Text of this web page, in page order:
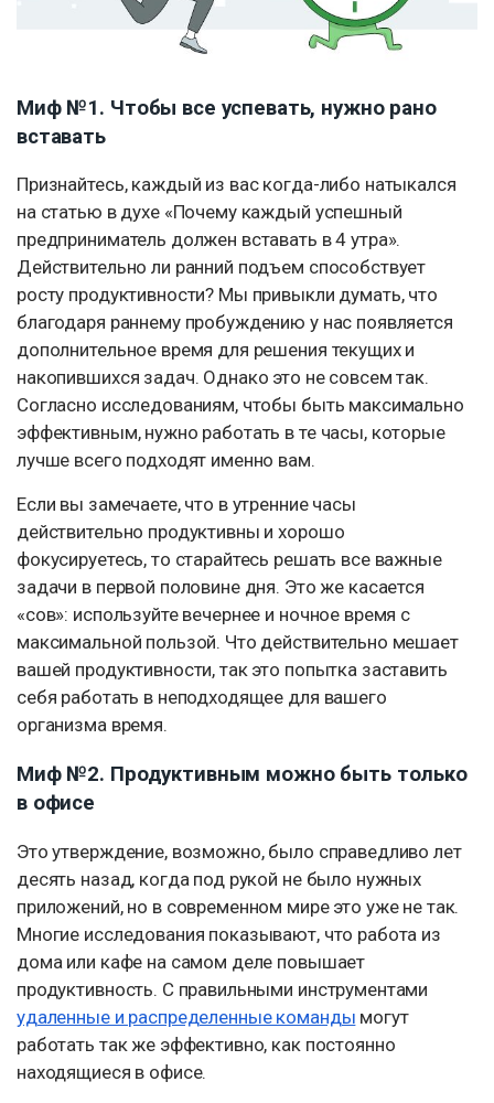
Миф №1. Чтобы все успевать, нужно рано
вставать
Признайтесь, каждый из вас когда-либо натыкался
на статью в духе «Почему каждый успешный
предприниматель должен вставать в 4 утра».
Действительно ли ранний подъем способствует
росту продуктивности? Мы привыкли думать, что
благодаря раннему пробуждению у нас появляется
дополнительное время для решения текущих и
накопившихся задач. Однако это не совсем так.
Согласно исследованиям, чтобы быть максимально
эффективным, нужно работать в те часы, которые
лучше всего подходят именно вам.
Если вы замечаете, что в утренние часы
действительно продуктивны и хорошо
фокусируетесь, то старайтесь решать все важные
задачи в первой половине дня. Это же касается
«сов»: используйте вечернее и ночное время с
максимальной пользой. Что действительно мешает
вашей продуктивности, так это попытка заставить
себя работать в неподходящее для вашего
организма время.
Миф №2. Продуктивным можно быть только
в офисе
Это утверждение, возможно, было справедливо лет
десять назад, когда под рукой не было нужных
приложений, но в современном мире это уже не так.
Многие исследования показывают, что работа из
дома или кафе на самом деле повышает
продуктивность. С правильными инструментами
удаленные и распределенные команды могут
работать так же эффективно, как постоянно
находящиеся в офисе.